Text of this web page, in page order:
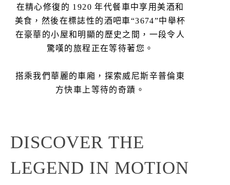
在精心修復的 1920 年代餐車中享用美酒和
美食，然後在標誌性的酒吧車“3674”中舉杯
在豪華的小屋和明顯的歷史之間，一段令人
驚嘆的旅程正在等待著您。
搭乘我們華麗的車廂，探索威尼斯辛普倫東
方快車上等待的奇蹟。
DISCOVER THE
LEGEND IN MOTION